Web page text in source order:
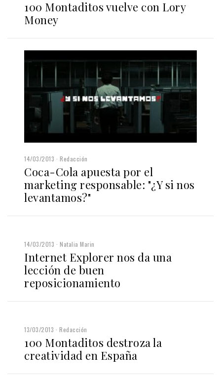
100 Montaditos vuelve con Lory
Money
14/03/2013 Redacción
Coca-Cola apuesta por el
marketing responsable: "¿Y si nos
levantamos?"
14/03/2013 Natalia Marin
Internet Explorer nos da una
lección de buen
reposicionamiento
13/03/2013 Redacción
100 Montaditos destroza la
creatividad en España